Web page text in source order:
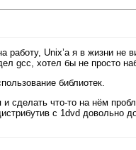
работу, Unix’a я в жизни
gcc, хотел бы не просто
библиотек.
сделать что-то на нём
с 1dvd